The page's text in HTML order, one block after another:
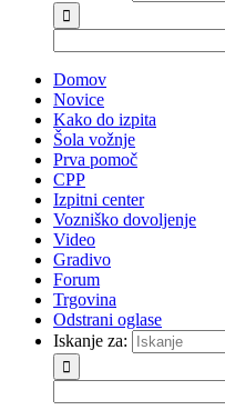
Domov
Novice
Kako do izpita
Šola vožnje
Prva pomoč
CPP
Izpitni center
Vozniško dovoljenje
Video
Gradivo
Forum
Trgovina
Odstrani oglase
Iskanje za: